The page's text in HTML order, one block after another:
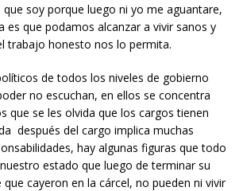
soy porque luego ni yo me aguantare,
es que podamos alcanzar a vivir sanos y
trabajo honesto nos lo permita.
de todos los niveles de gobierno
no escuchan, en ellos se concentra
que se les olvida que los cargos tienen
después del cargo implica muchas
hay algunas figuras que todo
estado que luego de terminar su
cayeron en la cárcel, no pueden ni vivir